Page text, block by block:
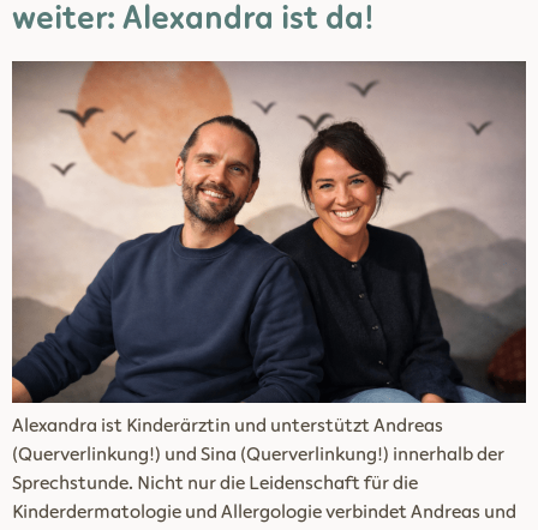
weiter: Alexandra ist da!
Alexandra ist Kinderärztin und unterstützt Andreas
(Querverlinkung!) und Sina (Querverlinkung!) innerhalb der
Sprechstunde. Nicht nur die Leidenschaft für die
Kinderdermatologie und Allergologie verbindet Andreas und